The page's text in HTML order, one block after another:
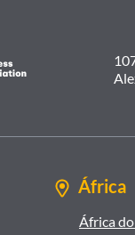
África
África do